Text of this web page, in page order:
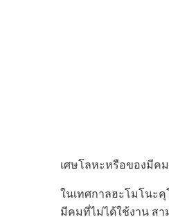
เศษโลหะหรือของมีค
ในเทศกาลฮะโมโนะ
มีคมที่ไม่ได้ใช้งาน สา